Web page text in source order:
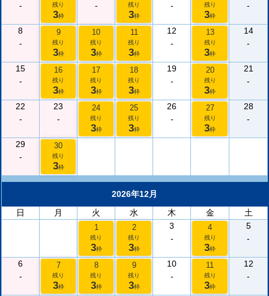
-
残り
3枠
-
残り
3枠
-
残り
3枠
-
8
-
9
残り
3枠
10
残り
3枠
11
残り
3枠
12
-
13
残り
3枠
14
-
15
-
16
残り
3枠
17
残り
3枠
18
残り
3枠
19
-
20
残り
3枠
21
-
22
-
23
-
24
残り
3枠
25
残り
3枠
26
-
27
残り
3枠
28
-
29
-
30
残り
3枠
2026年12月
日
月 火 水 木 金 土
1
残り
3枠
2
残り
3枠
3
-
4
残り
3枠
5
-
6
-
7
残り
3枠
8
残り
3枠
9
残り
3枠
10
-
11
残り
3枠
12
-